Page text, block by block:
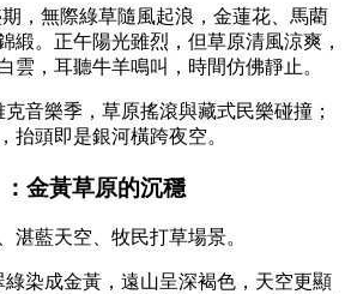
，無際綠草隨風起浪，金蓮花、馬藺
緞。正午陽光雖烈，但草原清風涼爽，
雲，耳聽牛羊鳴叫，時間仿佛靜止。
克音樂季，草原搖滾與藏式民樂碰撞；
抬頭即是銀河橫跨夜空。
金黃草原的沉穩
湛藍天空、牧民打草場景。
染成金黃，遠山呈深褐色，天空更顯